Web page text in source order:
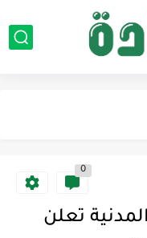
0
تعلن